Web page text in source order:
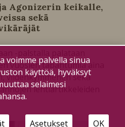
Agonizerin keikalle,
sekä
vuosien tapahtumia aina
viidenkymmenen sekä
lehtiartikkeleiden
voimme palvella sinua
käyttöä, hyväksyt
selaimesi
Asetukset OK